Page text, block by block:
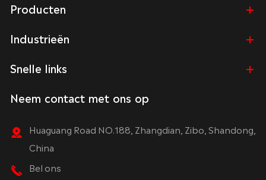
Producten
Industrieën
Snelle links
Neem contact met ons op
Huaguang Road NO.188, Zhangdian, Zibo, Shandong,
China
Bel ons